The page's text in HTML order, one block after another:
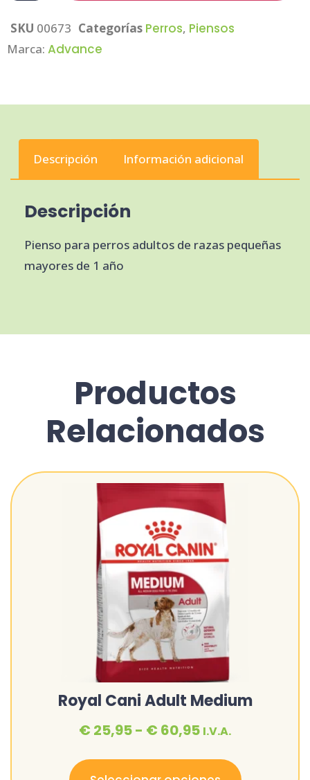
SKU 00673 Categorías Perros, Piensos
Marca: Advance
Descripción Información adicional
Descripción
Pienso para perros adultos de razas pequeñas
mayores de 1 año
Productos
Relacionados
Royal Cani Adult Medium
€ 25,95- € 60,95 I.V.A.